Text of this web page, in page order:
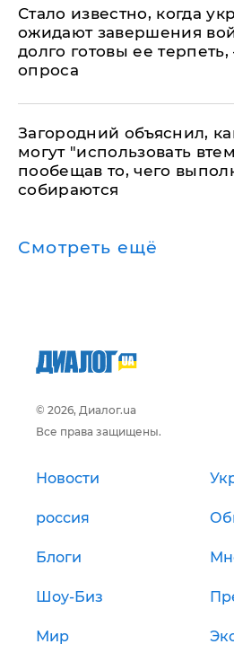
Стало известно, когда
ожидают завершения
долго готовы ее терпеть,
опроса
Загородний объяснил,
могут "использовать
пообещав то, чего
собираются
Смотреть ещё
© 2026, Диалог.ua
Все права защищены.
Новости
россия
Блоги
Шоу-Биз
Мир